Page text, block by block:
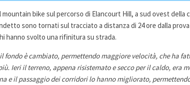
bike sul percorso di Elancourt Hill, a sud ovest della
sono tornati sul tracciato a distanza di 24 ore dalla
hanno svolto una rifinitura su strada.
fondo è cambiato, permettendo maggiore velocità, che ha
Ieri il terreno, appena risistemato e secco per il caldo, era
e il passaggio dei corridori lo hanno migliorato,